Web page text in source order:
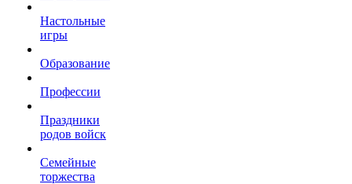
Настольные
игры
Образование
Профессии
Праздники
родов войск
Семейные
торжества